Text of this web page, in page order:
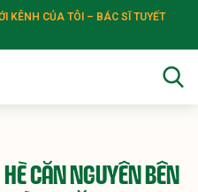
KÊNH CỦA TÔI – BÁC SĨ TUYẾT
CĂN NGUYÊN BÊN